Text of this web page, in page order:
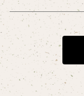
Aysula
Bad Operation